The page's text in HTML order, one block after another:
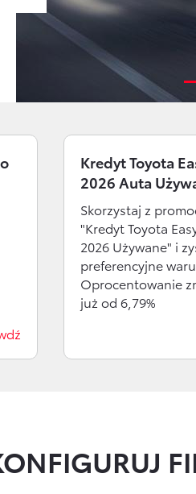
Kredyt Toyota
2026 Auta
Skorzystaj z
"Kredyt Toyota
2026 Używane" i
preferencyjne
Oprocentowanie
już od 6,79%